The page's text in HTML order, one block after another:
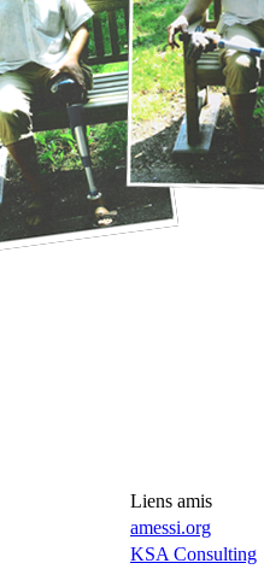
Liens amis
amessi.org
KSA Consulting